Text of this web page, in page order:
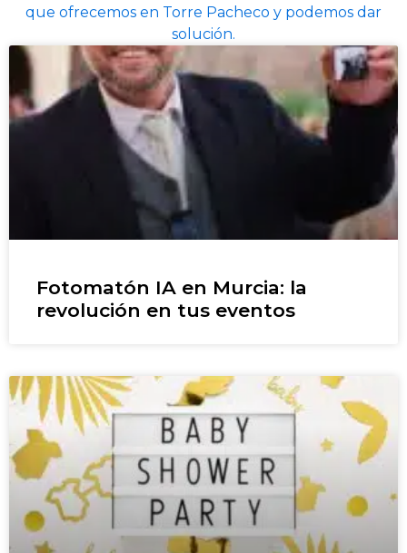
que ofrecemos en Torre Pacheco y podemos dar
solución.
Fotomatón IA en Murcia: la
revolución en tus eventos